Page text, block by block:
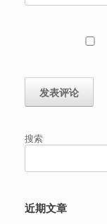
搜索
近期文章